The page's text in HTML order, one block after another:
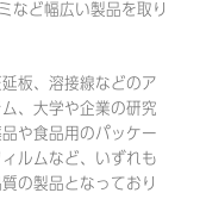
ど幅広い製品を取り
板、溶接線などのア
、大学や企業の研究
や食品用のパッケー
ルムなど、いずれも
の製品となっており